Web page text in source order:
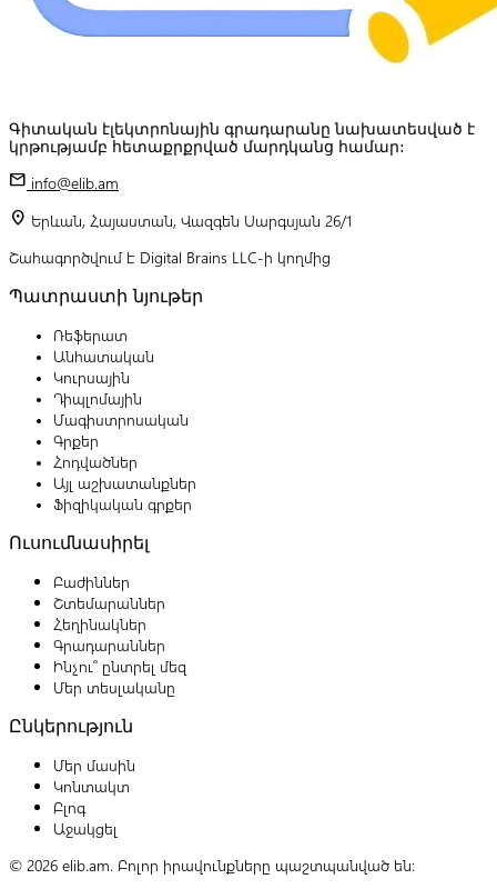
Գիտական էլեկտրոնային գրադարանը նախատեսված է
կրթությամբ հետաքրքրված մարդկանց համար:
mail info@elib.am
location_on Երևան, Հայաստան, Վազգեն Սարգսյան 26/1
Շահագործվում է Digital Brains LLC-ի կողմից
Պատրաստի նյութեր
Ռեֆերատ
Անհատական
Կուրսային
Դիպլոմային
Մագիստրոսական
Գրքեր
Հոդվածներ
Այլ աշխատանքներ
Ֆիզիկական գրքեր
Ուսումնասիրել
Բաժիններ
Շտեմարաններ
Հեղինակներ
Գրադարաններ
Ինչու՞ ընտրել մեզ
Մեր տեսլականը
Ընկերություն
Մեր մասին
Կոնտակտ
Բլոգ
Աջակցել
© 2026 elib.am. Բոլոր իրավունքները պաշտպանված են: